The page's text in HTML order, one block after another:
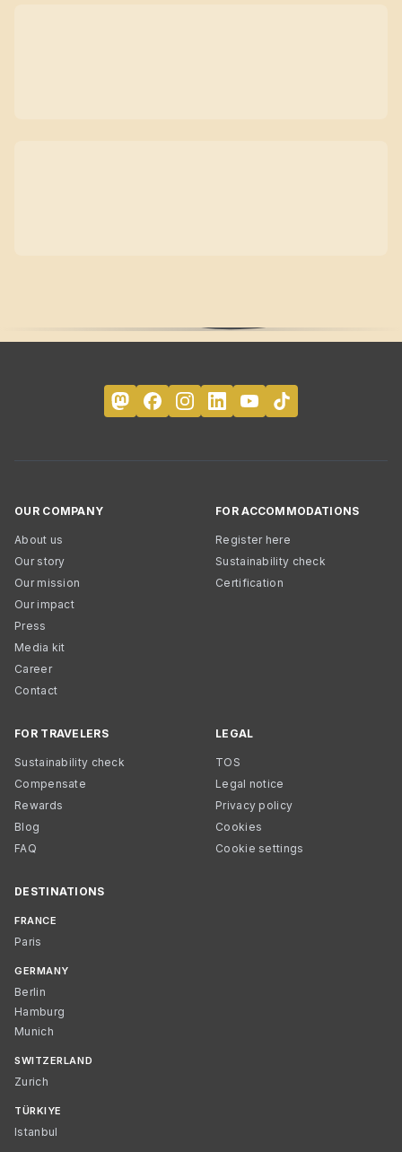
OUR COMPANY
About us
Our story
Our mission
Our impact
Press
Media kit
Career
Contact
FOR ACCOMMODATIONS
Register here
Sustainability check
Certification
FOR TRAVELERS
Sustainability check
Compensate
Rewards
Blog
FAQ
LEGAL
TOS
Legal notice
Privacy policy
Cookies
Cookie settings
DESTINATIONS
FRANCE
Paris
GERMANY
Berlin
Hamburg
Munich
SWITZERLAND
Zurich
TÜRKIYE
Istanbul